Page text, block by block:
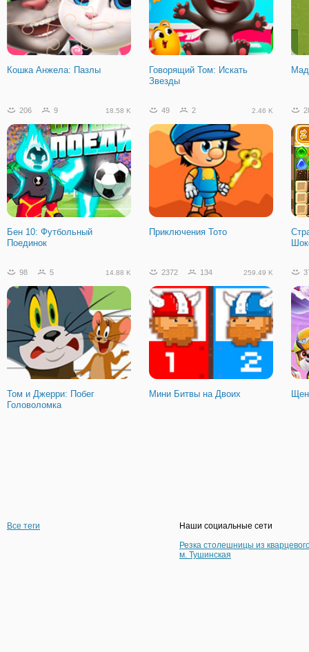
Супер Марио Брос Стикмен: Снайпер Убийца 2
Вспыш: Лагерь Считай и
Играй
Кошка Анжела: Пазлы
Говорящий Том: Искать
Звезды
206 9 18.58 K
Бен 10: Футбольный
Поединок
49 2 2.46 K
Приключения Тото
98 5 14.88 K
Том и Джерри: Побег
Головоломка
2372 134 259.49 K
Мини Битвы на Двоих
Все теги
Наши социальные сети
Резка столешницы из
м. Тушинская